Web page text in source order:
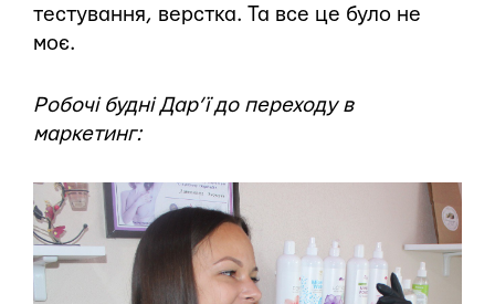
тестування, верстка. Та все це було не
моє.
Робочі будні Дар’ї до переходу в
маркетинг: